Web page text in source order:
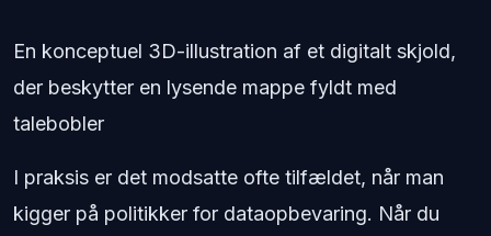
En konceptuel 3D-illustration af et digitalt skjold,
der beskytter en lysende mappe fyldt med
talebobler
I praksis er det modsatte ofte tilfældet, når man
kigger på politikker for dataopbevaring. Når du